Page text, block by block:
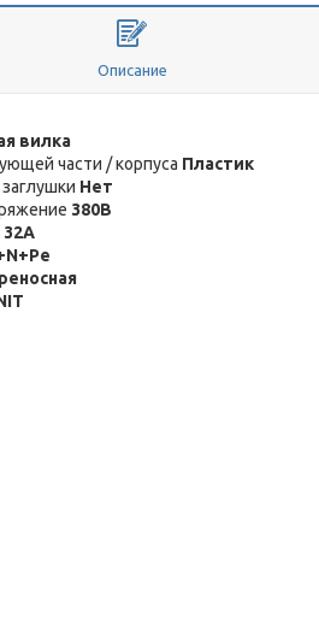
Описание
вилка
части / корпуса Пластик
Нет
380В
32А